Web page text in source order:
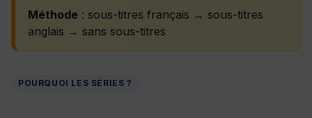
Méthode : sous-titres français → sous-titres
anglais → sans sous-titres
POURQUOI LES SÉRIES ?